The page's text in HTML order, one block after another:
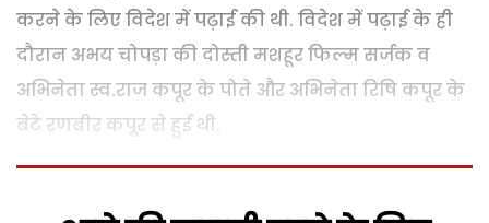
करने के लिए विदेश में पढ़ाई की थी. विदेश में पढ़ाई के ही
दौरान अभय चोपड़ा की दोस्ती मशहूर फिल्म सर्जक व
अभिनेता स्व.राज कपूर के पोते और अभिनेता रिषि कपूर के
बेटे रणबीर कपूर से हुई थी.